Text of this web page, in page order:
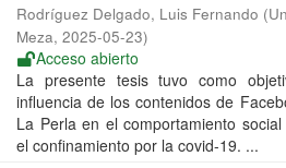
Rodríguez Delgado, Luis Fernando (
Meza, 2025-05-23)
Acceso abierto
La presente tesis tuvo como
influencia de los contenidos de
La Perla en el comportamiento
el confinamiento por la covid-19. ...